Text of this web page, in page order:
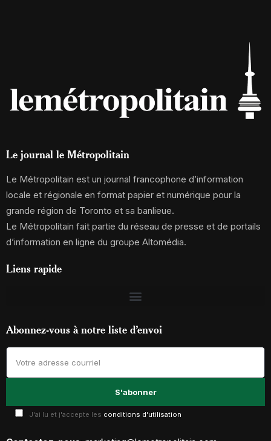
Le journal le Métropolitain
Le Métropolitain est un journal francophone d’information
locale et régionale en format papier et numérique pour la
grande région de Toronto et sa banlieue.
Le Métropolitain fait partie du réseau de presse et de portails
d’information en ligne du groupe Altomédia.
Liens rapide
Abonnez-vous à notre liste d’envoi
J'ai lu et j'accepte les conditions d'utilisation